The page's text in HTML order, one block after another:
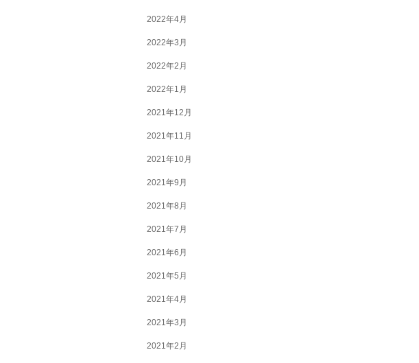
2022年4月
2022年3月
2022年2月
2022年1月
2021年12月
2021年11月
2021年10月
2021年9月
2021年8月
2021年7月
2021年6月
2021年5月
2021年4月
2021年3月
2021年2月